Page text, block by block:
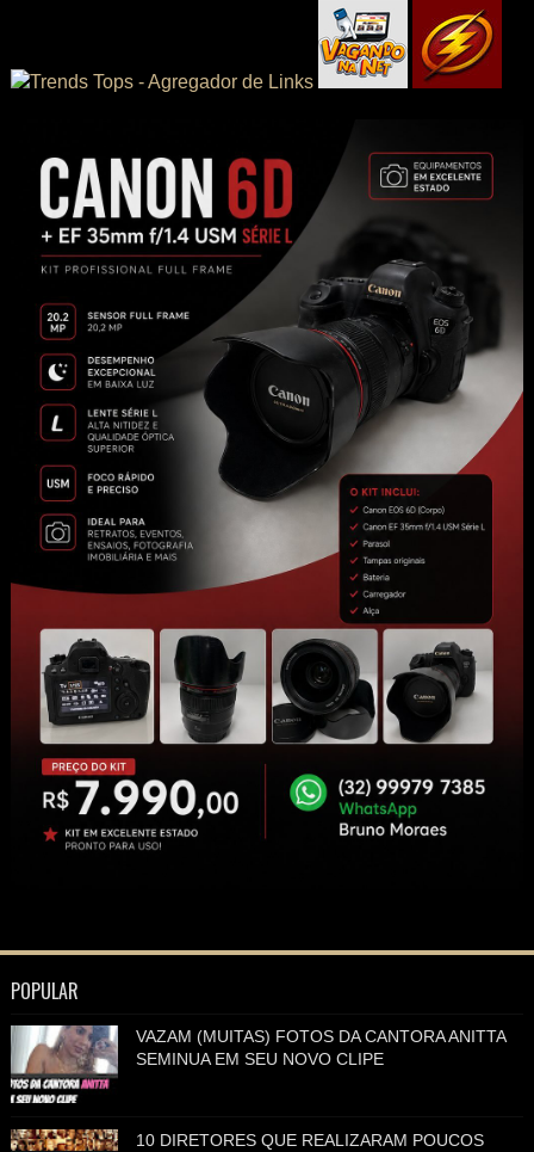
POPULAR
VAZAM (MUITAS) FOTOS DA CANTORA ANITTA
SEMINUA EM SEU NOVO CLIPE
10 DIRETORES QUE REALIZARAM POUCOS